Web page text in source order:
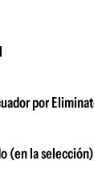
por
(en la